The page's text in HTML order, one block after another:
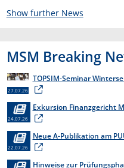
Show further News
MSM Breaking
TOPSIM-Seminar
27.07.26
Exkursion Finanzgericht
24.07.26
Neue A-Publikation am
22.07.26
Hinweise zur